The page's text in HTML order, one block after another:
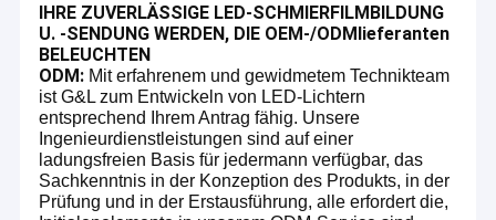
IHRE ZUVERLÄSSIGE LED-SCHMIERFILMBILDUNG
U. -SENDUNG WERDEN, DIE OEM-/ODMlieferanten
BELEUCHTEN
ODM: Mit erfahrenem und gewidmetem Technikteam
ist G&L zum Entwickeln von LED-Lichtern
entsprechend Ihrem Antrag fähig. Unsere
Ingenieurdienstleistungen sind auf einer
ladungsfreien Basis für jedermann verfügbar, das
Sachkenntnis in der Konzeption des Produkts, in der
Prüfung und in der Erstausführung, alle erfordert die,